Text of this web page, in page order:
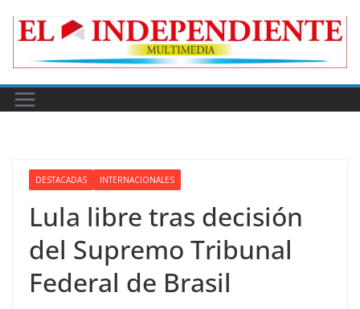
DESTACADAS INTERNACIONALES
Lula libre tras decisión
del Supremo Tribunal
Federal de Brasil